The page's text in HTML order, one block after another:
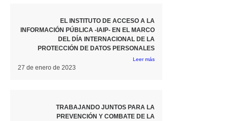
EL INSTITUTO DE ACCESO A LA
INFORMACIÓN PÚBLICA -IAIP- EN EL MARCO
DEL DÍA INTERNACIONAL DE LA
PROTECCIÓN DE DATOS PERSONALES
Leer más
27 de enero de 2023
TRABAJANDO JUNTOS PARA LA
PREVENCIÓN Y COMBATE DE LA